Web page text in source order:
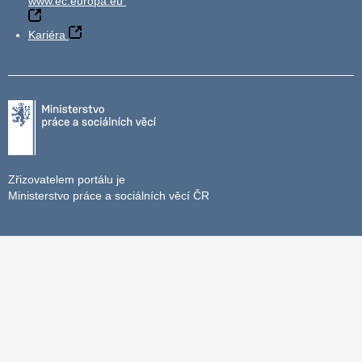
Kariéra
Zřizovatelem portálu je
Ministerstvo práce a sociálních věcí ČR